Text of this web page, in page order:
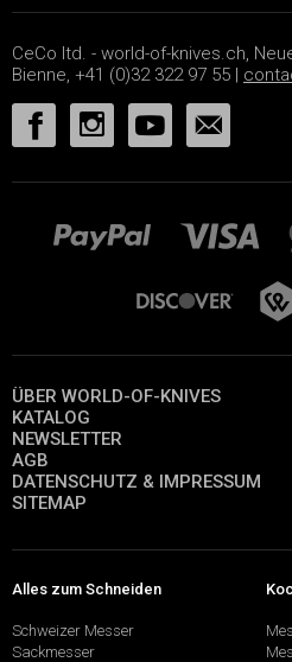
CeCo ltd. - world-of-knives.ch,
Bienne, +41 (0)32 322 97 55 |
ÜBER WORLD-OF-KNIVES
KATALOG
NEWSLETTER
AGB
DATENSCHUTZ & IMPRESSUM
SITEMAP
Alles zum Schneiden
Schweizer Messer
Sackmesser